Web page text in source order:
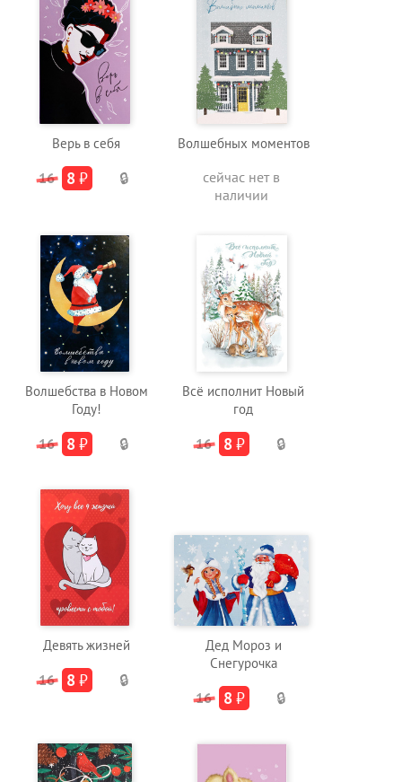
Верь в себя
16 8 ₽ 🔒
Волшебных моментов
сейчас нет в
наличии
Волшебства в Новом
Году!
16 8 ₽ 🔒
Всё исполнит Новый
год
16 8 ₽ 🔒
Девять жизней
16 8 ₽ 🔒
Дед Мороз и
Снегурочка
16 8 ₽ 🔒